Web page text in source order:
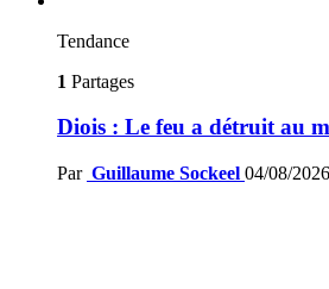
Tendance
1 Partages
Diois : Le feu a détruit au
Par Guillaume Sockeel 04/08/